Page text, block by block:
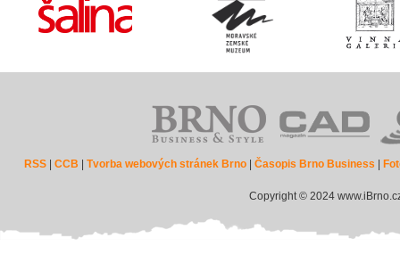
RSS |CCB |Tvorba webových stránek Brno |Časopis Brno Business
Copyright © 2024